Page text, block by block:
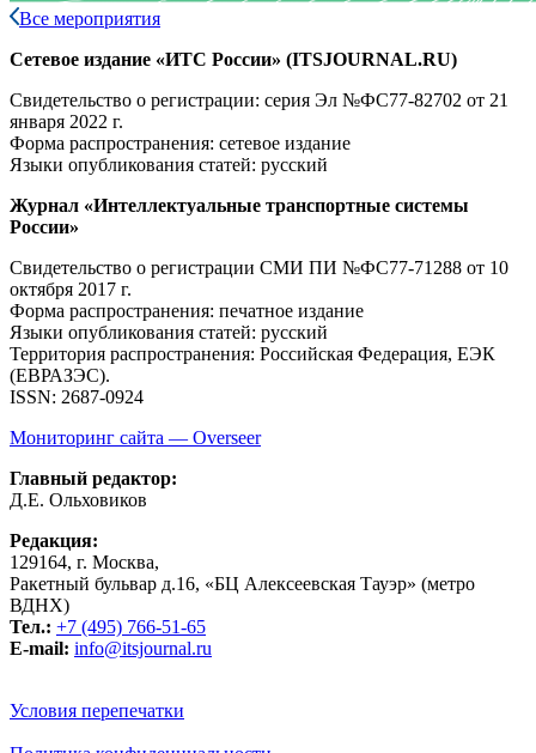
Все мероприятия
Сетевое издание «ИТС России» (ITSJOURNAL.RU)
Свидетельство о регистрации: серия Эл №ФС77-82702 от 21
января 2022 г.
Форма распространения: сетевое издание
Языки опубликования статей: русский
Журнал «Интеллектуальные транспортные системы
России»
Свидетельство о регистрации СМИ ПИ №ФС77-71288 от 10
октября 2017 г.
Форма распространения: печатное издание
Языки опубликования статей: русский
Территория распространения: Российская Федерация, ЕЭК
(ЕВРАЗЭС).
ISSN: 2687-0924
Мониторинг сайта — Overseer
Главный редактор:
Д.Е. Ольховиков
Редакция:
129164, г. Москва,
Ракетный бульвар д.16, «БЦ Алексеевская Тауэр» (метро
ВДНХ)
Тел.: +7 (495) 766-51-65
E-mail: info@itsjournal.ru
Условия перепечатки